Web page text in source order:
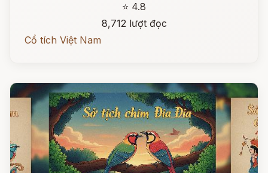
⭐ 4.8
8,712 lượt đọc
Cổ tích Việt Nam